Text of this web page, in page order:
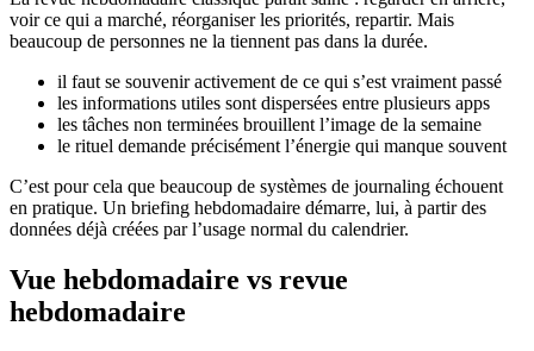
voir ce qui a marché, réorganiser les priorités, repartir. Mais
beaucoup de personnes ne la tiennent pas dans la durée.
il faut se souvenir activement de ce qui s’est vraiment passé
les informations utiles sont dispersées entre plusieurs apps
les tâches non terminées brouillent l’image de la semaine
le rituel demande précisément l’énergie qui manque souvent
C’est pour cela que beaucoup de systèmes de journaling échouent
en pratique. Un briefing hebdomadaire démarre, lui, à partir des
données déjà créées par l’usage normal du calendrier.
Vue hebdomadaire vs revue
hebdomadaire